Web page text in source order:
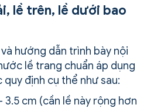
lề trên, lề dưới bao
hướng dẫn trình bày nội
lề trang chuẩn áp dụng
định cụ thể như sau:
3.5 cm (cần lề này rộng hơn